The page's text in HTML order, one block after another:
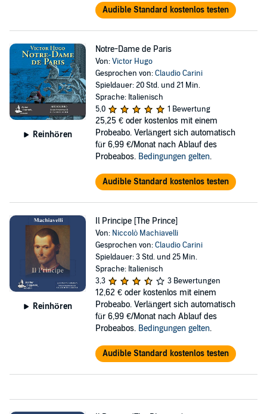
Audible Standard kostenlos testen
Reinhören
Notre-Dame de Paris
Von:Victor Hugo
Gesprochen von:Claudio Carini
Spieldauer: 20 Std. und 21 Min.
Sprache: Italienisch
5,0
1 Bewertung
25,25 € oder kostenlos mit einem
Probeabo. Verlängert sich automatisch
für 6,99 €/Monat nach Ablauf des
Probeabos. Bedingungen gelten.
Audible Standard kostenlos testen
Reinhören
Il Principe [The Prince]
Von: Niccolò Machiavelli
Gesprochen von:Claudio Carini
Spieldauer: 3 Std. und 25 Min.
Sprache: Italienisch
3,3
3 Bewertungen
12,62 € oder kostenlos mit einem
Probeabo. Verlängert sich automatisch
für 6,99 €/Monat nach Ablauf des
Probeabos. Bedingungen gelten.
Audible Standard kostenlos testen